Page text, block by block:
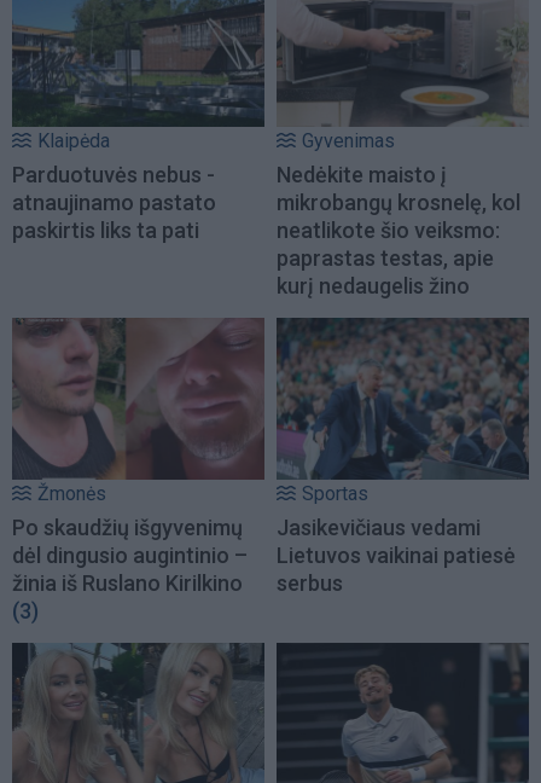
Klaipėda
Parduotuvės nebus -
atnaujinamo pastato
paskirtis liks ta pati
Gyvenimas
Nedėkite maisto į
mikrobangų krosnelę, kol
neatlikote šio veiksmo:
paprastas testas, apie
kurį nedaugelis žino
Žmonės
Po skaudžių išgyvenimų
dėl dingusio augintinio –
žinia iš Ruslano Kirilkino
(3)
Sportas
Jasikevičiaus vedami
Lietuvos vaikinai patiesė
serbus